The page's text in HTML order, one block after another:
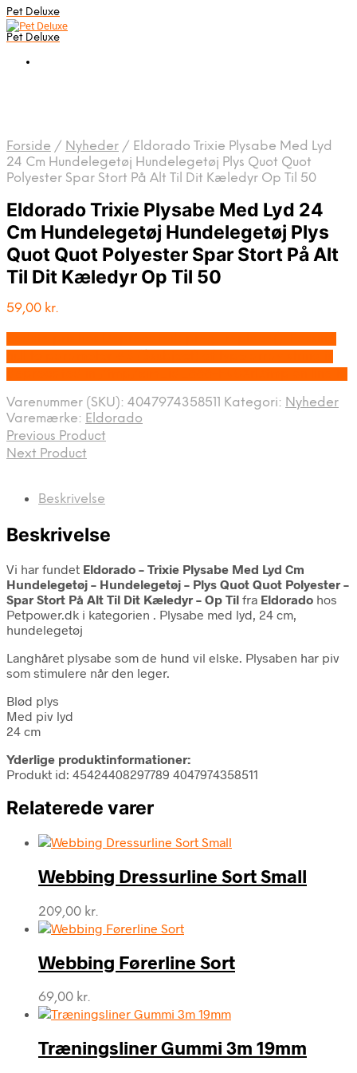
Pet Deluxe
Pet Deluxe
Forside / Nyheder / Eldorado Trixie Plysabe Med Lyd
24 Cm Hundelegetøj Hundelegetøj Plys Quot Quot
Polyester Spar Stort På Alt Til Dit Kæledyr Op Til 50
Eldorado Trixie Plysabe Med Lyd 24
Cm Hundelegetøj Hundelegetøj Plys
Quot Quot Polyester Spar Stort På Alt
Til Dit Kæledyr Op Til 50
59,00 kr.
Varenummer (SKU): 4047974358511 Kategori: Nyheder
Varemærke: Eldorado
Previous Product
Next Product
Beskrivelse
Beskrivelse
Vi har fundet Eldorado – Trixie Plysabe Med Lyd Cm
Hundelegetøj – Hundelegetøj – Plys Quot Quot Polyester –
Spar Stort På Alt Til Dit Kæledyr – Op Til fra Eldorado hos
Petpower.dk i kategorien . Plysabe med lyd, 24 cm,
hundelegetøj
Langhåret plysabe som de hund vil elske. Plysaben har piv
som stimulere når den leger.
Blød plys
Med piv lyd
24 cm
Yderlige produktinformationer:
Produkt id: 45424408297789 4047974358511
Relaterede varer
Webbing Dressurline Sort Small
209,00 kr.
Webbing Førerline Sort
69,00 kr.
Træningsliner Gummi 3m 19mm